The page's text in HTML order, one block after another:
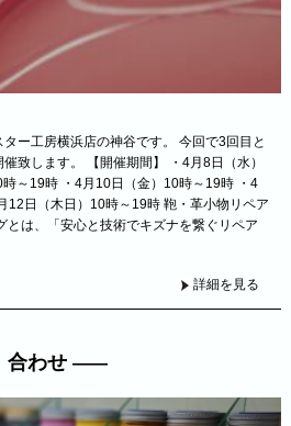
ー工房横浜店の神谷です。 今回で3回目と
致します。 【開催期間】 ・4月8日（水）
～19時 ・4月10日（金）10時～19時 ・4
12日（木日）10時～19時 鞄・革小物リペア
とは、「安心と技術でキズナを繋ぐリペア
詳細を見る
合わせ